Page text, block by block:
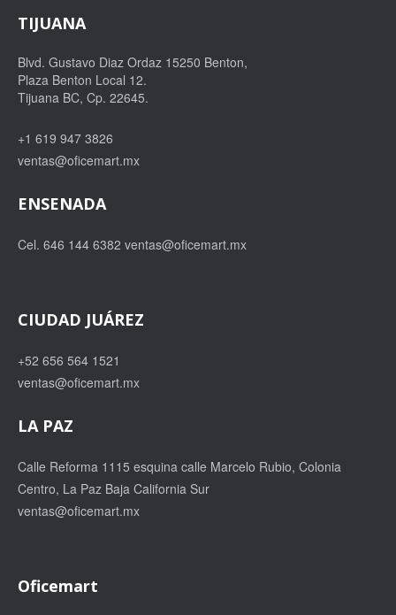
TIJUANA
Blvd. Gustavo Diaz Ordaz 15250 Benton,
Plaza Benton Local 12.
Tijuana BC, Cp. 22645.
+1 619 947 3826
ventas@oficemart.mx
ENSENADA
Cel. 646 144 6382 ventas@oficemart.mx
CIUDAD JUÁREZ
+52 656 564 1521
ventas@oficemart.mx
LA PAZ
Calle Reforma 1115 esquina calle Marcelo Rubio, Colonia
Centro, La Paz Baja California Sur
ventas@oficemart.mx
Oficemart